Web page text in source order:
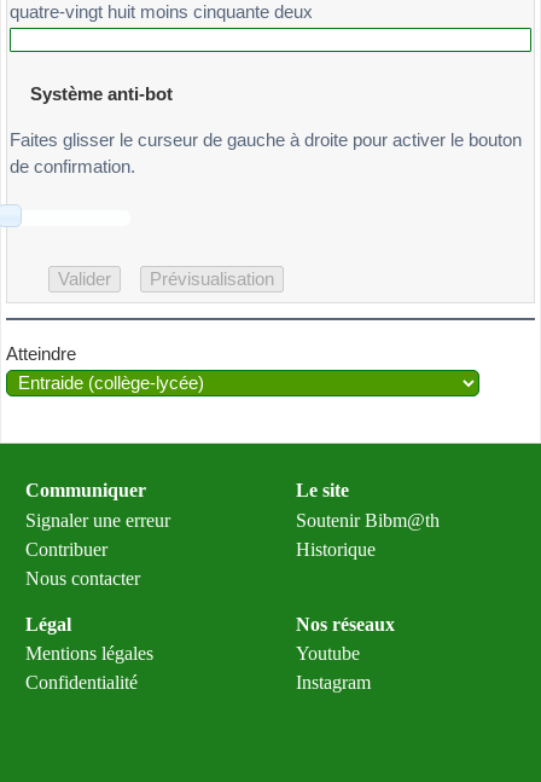
quatre-vingt huit moins cinquante deux
Système anti-bot
Faites glisser le curseur de gauche à droite pour activer le bouton
de confirmation.
Atteindre
Communiquer
Signaler une erreur
Contribuer
Nous contacter
Le site
Soutenir Bibm@th
Historique
Légal
Mentions légales
Confidentialité
Nos réseaux
Youtube
Instagram